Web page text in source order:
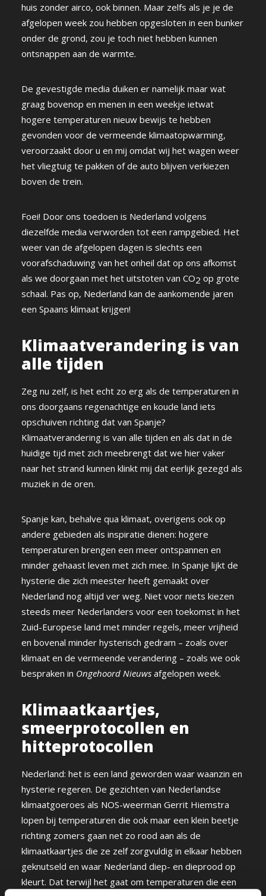
huis zonder airco, ook binnen. Maar zelfs als je je de
afgelopen week zou hebben opgesloten in een bunker
onder de grond, zou je toch niet hebben kunnen
ontsnappen aan de warmte.
De gevestigde media duiken er namelijk maar wat
graag bovenop en menen in een weekje ietwat
hogere temperaturen nieuw bewijs te hebben
gevonden voor de vermeende klimaatopwarming,
veroorzaakt door u en mij omdat wij het wagen weer
het vliegtuig te pakken of de auto blijven verkiezen
boven de trein.
Foei! Door ons toedoen is Nederland volgens
diezelfde media verworden tot een rampgebied. Het
weer van de afgelopen dagen is slechts een
voorafschaduwing van het onheil dat op ons afkomst
als we doorgaan met het uitstoten van CO2 op grote
schaal. Pas op, Nederland kan de aankomende jaren
een Spaans klimaat krijgen!
Klimaatverandering is van
alle tijden
Zeg nu zelf, is het echt zo erg als de temperaturen in
ons doorgaans regenachtige en koude land iets
opschuiven richting dat van Spanje?
Klimaatverandering is van alle tijden en als dat in de
huidige tijd met zich meebrengt dat we hier vaker
naar het strand kunnen klinkt mij dat eerlijk gezegd als
muziek in de oren.
Spanje kan, behalve qua klimaat, overigens ook op
andere gebieden als inspiratie dienen: hogere
temperaturen brengen een meer ontspannen en
minder gehaast leven met zich mee. In Spanje lijkt de
hysterie die zich meester heeft gemaakt over
Nederland nog altijd ver weg. Niet voor niets kiezen
steeds meer Nederlanders voor een toekomst in het
Zuid-Europese land met minder regels, meer vrijheid
en bovenal minder hysterisch gedram – zoals over
klimaat en de vermeende verandering – zoals we ook
bespraken in Ongehoord Nieuws afgelopen week.
Klimaatkaartjes,
smeerprotocollen en
hitteprotocollen
Nederland: het is een land geworden waar waanzin en
hysterie regeren. De gezichten van Nederlandse
klimaatgoeroes als NOS-weerman Gerrit Hiemstra
lopen bij temperaturen die ook maar een klein beetje
richting zomers gaan net zo rood aan als de
klimaatkaartjes die ze zelf zorgvuldig in elkaar hebben
geknutseld en waar Nederland diep- en dieprood op
kleurt. Dat terwijl het gaat om temperaturen die een